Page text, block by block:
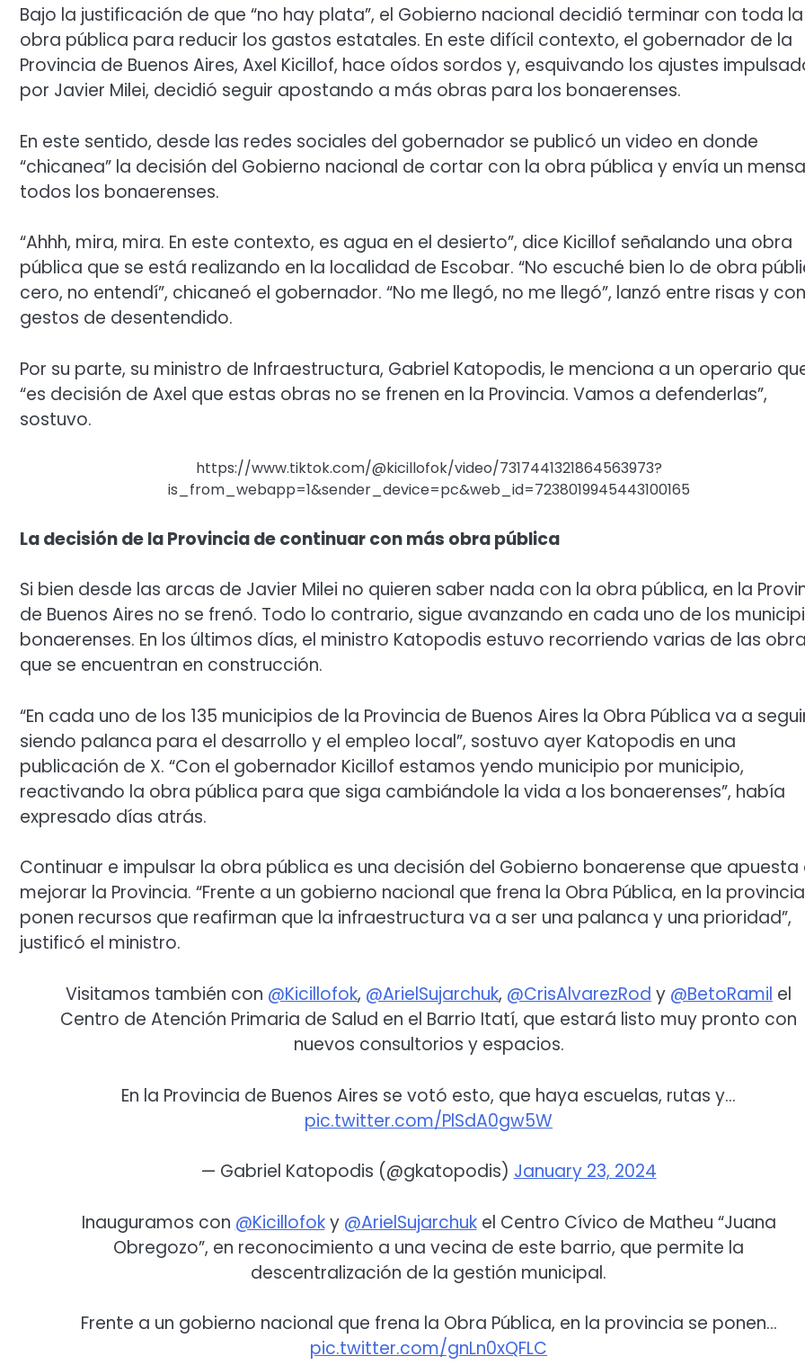
Bajo la justificación de que “no hay plata”, el Gobierno nacional decidió terminar con toda la
obra pública para reducir los gastos estatales. En este difícil contexto, el gobernador de la
Provincia de Buenos Aires, Axel Kicillof, hace oídos sordos y, esquivando los ajustes
por Javier Milei, decidió seguir apostando a más obras para los bonaerenses.
En este sentido, desde las redes sociales del gobernador se publicó un video en donde
“chicanea” la decisión del Gobierno nacional de cortar con la obra pública y envía un
todos los bonaerenses.
“Ahhh, mira, mira. En este contexto, es agua en el desierto”, dice Kicillof señalando una obra
pública que se está realizando en la localidad de Escobar. “No escuché bien lo de obra
cero, no entendí”, chicaneó el gobernador. “No me llegó, no me llegó”, lanzó entre risas y con
gestos de desentendido.
Por su parte, su ministro de Infraestructura, Gabriel Katopodis, le menciona a un operario
“es decisión de Axel que estas obras no se frenen en la Provincia. Vamos a defenderlas”,
sostuvo.
https://www.tiktok.com/@kicillofok/video/7317441321864563973?
is_from_webapp=1&sender_device=pc&web_id=7238019945443100165
La decisión de la Provincia de continuar con más obra pública
Si bien desde las arcas de Javier Milei no quieren saber nada con la obra pública, en la
de Buenos Aires no se frenó. Todo lo contrario, sigue avanzando en cada uno de los
bonaerenses. En los últimos días, el ministro Katopodis estuvo recorriendo varias de las
que se encuentran en construcción.
“En cada uno de los 135 municipios de la Provincia de Buenos Aires la Obra Pública va a
siendo palanca para el desarrollo y el empleo local”, sostuvo ayer Katopodis en una
publicación de X. “Con el gobernador Kicillof estamos yendo municipio por municipio,
reactivando la obra pública para que siga cambiándole la vida a los bonaerenses”, había
expresado días atrás.
Continuar e impulsar la obra pública es una decisión del Gobierno bonaerense que apuesta
mejorar la Provincia. “Frente a un gobierno nacional que frena la Obra Pública, en la
ponen recursos que reafirman que la infraestructura va a ser una palanca y una prioridad”,
justificó el ministro.
Visitamos también con @Kicillofok, @ArielSujarchuk, @CrisAlvarezRod y @BetoRamil el
Centro de Atención Primaria de Salud en el Barrio Itatí, que estará listo muy pronto con
nuevos consultorios y espacios.
En la Provincia de Buenos Aires se votó esto, que haya escuelas, rutas y…
pic.twitter.com/PlSdA0gw5W
— Gabriel Katopodis (@gkatopodis) January 23, 2024
Inauguramos con @Kicillofoky @ArielSujarchukel Centro Cívico de Matheu “Juana
Obregozo”, en reconocimiento a una vecina de este barrio, que permite la
descentralización de la gestión municipal.
Frente a un gobierno nacional que frena la Obra Pública, en la provincia se ponen…
pic.twitter.com/gnLn0xQFLC